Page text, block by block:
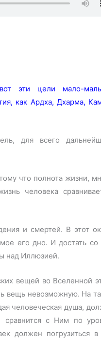
эти цели мало-
как Ардха, Дхарма,
для всего
что полнота жизни,
человека
и смертей. В этот
его дно. И достать со
над Иллюзией.
вещей во Вселенной
вещь невозможную. На
человеческая душа,
с Ним по
должен погрузиться в